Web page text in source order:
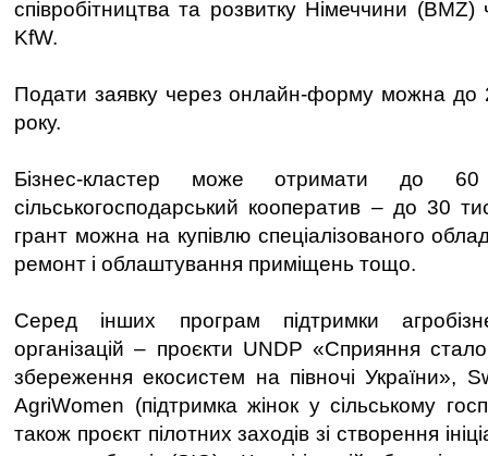
співробітництва та розвитку Німеччини
KfW.
Подати заявку через онлайн-форму можна до
року.
Бізнес-кластер може отримати до
сільськогосподарський кооператив – до 30
грант можна на купівлю спеціалізованого
ремонт і облаштування приміщень тощо.
Серед інших програм підтримки
організацій – проєкти UNDP «Сприяння
збереження екосистем на півночі України»,
AgriWomen (підтримка жінок у сільському
також проєкт пілотних заходів зі створення